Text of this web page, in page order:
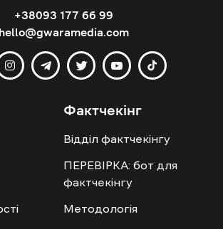
+38093 177 66 99
hello@gwaramedia.com
Фактчекінг
Відділ фактчекінгу
ПЕРЕВІРКА: бот для
фактчекінгу
Методологія